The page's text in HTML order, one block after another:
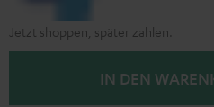
Jetzt shoppen, später zahlen.
IN DEN